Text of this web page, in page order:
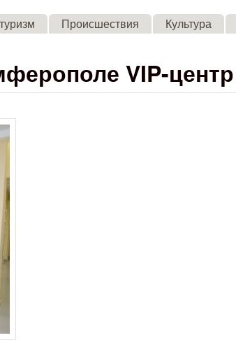
Skip to main content
Происшествия Культура
VIP-центр